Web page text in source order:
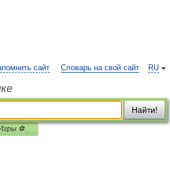
RU
сайт Словарь на свой сайт
Найти!
⚽